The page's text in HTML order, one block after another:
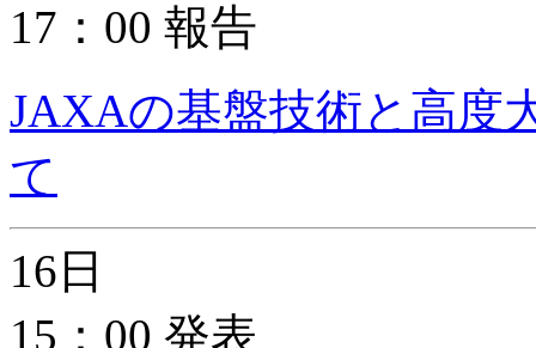
17：00 報告
JAXAの基盤技術と高度
て
16日
15：00 発表